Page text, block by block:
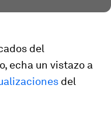
del
echa un vistazo a
del